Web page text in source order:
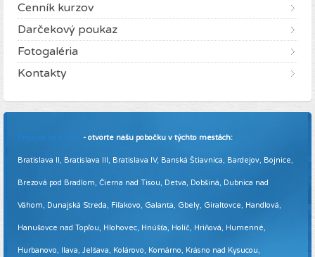
Cenník kurzov
Darčekový poukaz
Fotogaléria
Kontakty
Pridajte sa k nám - otvorte našu pobočku v týchto mestách:
Bratislava II, Bratislava III, Bratislava IV, Banská Štiavnica, Bardejov, Bojnice,
Brezová pod Bradlom, Čierna nad Tisou, Detva, Dobšiná, Dubnica nad
Váhom, Dunajská Streda, Fiľakovo, Galanta, Gbely, Giraltovce, Handlová,
Hanušovce nad Topľou, Hlohovec, Hnúšťa, Holíč, Hriňová, Humenné,
Hurbanovo, Ilava, Jelšava, Kolárovo, Komárno, Krásno nad Kysucou,